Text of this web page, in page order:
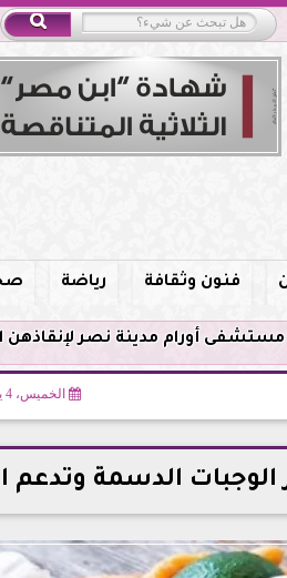
فنون وثقافة رياضة
الخميس، 4 يونيو 2026
الوجبات الدسمة وتدعم